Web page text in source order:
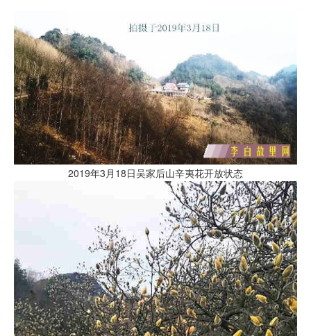
2019年3月18日吴家后山辛夷花开放状态